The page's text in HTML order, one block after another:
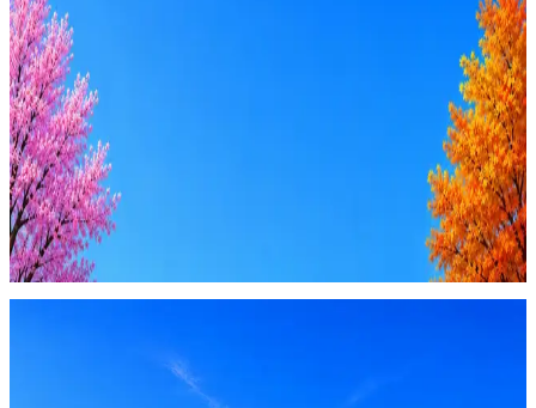
Будьте осторожны: если работодатель просит войти через
Google, iCloud или Госуслуги, прислать код или пароль,
запустить ПО или перевести деньги — это мошенники.
Жмите Пожаловаться
Стратегия поиска с AI: рынки, позиции, вилка, каналы